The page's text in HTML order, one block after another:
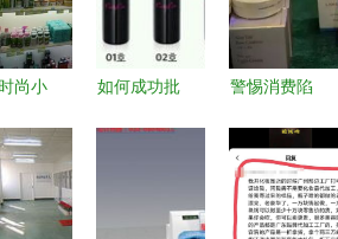
尚小
妆品
能赢
销售
如何成功批
品与染发膏
警惕消费陷
粉”到“家电
选购”的避
坑指南